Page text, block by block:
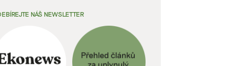
NÁŠ NEWSLETTER